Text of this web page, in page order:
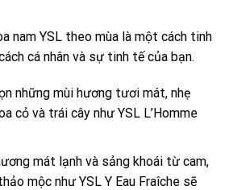
nam YSL theo mùa là một cách tinh
cá nhân và sự tinh tế của bạn.
những mùi hương tươi mát, nhẹ
cỏ và trái cây như YSL L’Homme
mát lạnh và sảng khoái từ cam,
mộc như YSL Y Eau Fraîche sẽ